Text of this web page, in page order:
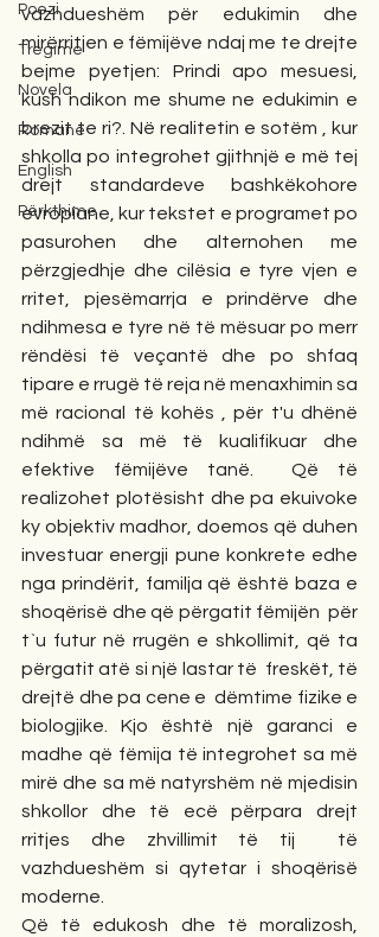
Poezi
Tregime
Novela
Romane
English
Përkthime
vazhdueshëm për edukimin dhe
mirërritjen e fëmijëve ndaj me te drejte
bejme pyetjen: Prindi apo mesuesi,
kush ndikon me shume ne edukimin e
brezit te ri?. Në realitetin e sotëm , kur
shkolla po integrohet gjithnjë e më tej
drejt standardeve bashkëkohore
evropiane, kur tekstet e programet po
pasurohen dhe alternohen me
përzgjedhje dhe cilësia e tyre vjen e
rritet, pjesëmarrja e prindërve dhe
ndihmesa e tyre në të mësuar po merr
rëndësi të veçantë dhe po shfaq
tipare e rrugë të reja në menaxhimin sa
më racional të kohës , për t'u dhënë
ndihmë sa më të kualifikuar dhe
efektive fëmijëve tanë.  Që të
realizohet plotësisht dhe pa ekuivoke
ky objektiv madhor, doemos që duhen
investuar energji pune konkrete edhe
nga prindërit, familja që është baza e
shoqërisë dhe që përgatit fëmijën  për
t`u futur në rrugën e shkollimit, që ta
përgatit atë si një lastar të  freskët, të
drejtë dhe pa cene e  dëmtime fizike e
biologjike. Kjo është një garanci e
madhe që fëmija të integrohet sa më
mirë dhe sa më natyrshëm në mjedisin
shkollor dhe të ecë përpara drejt
rritjes dhe zhvillimit të tij  të
vazhdueshëm si qytetar i shoqërisë
moderne.
Që të edukosh dhe të moralizosh,